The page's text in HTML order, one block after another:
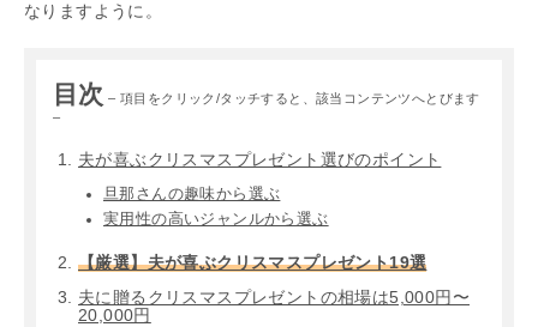
なりますように。
目次 – 項目をクリック/タッチすると、該当コンテンツへとびます
–
夫が喜ぶクリスマスプレゼント選びのポイント
旦那さんの趣味から選ぶ
実用性の高いジャンルから選ぶ
【厳選】夫が喜ぶクリスマスプレゼント19選
夫に贈るクリスマスプレゼントの相場は5,000円〜
20,000円